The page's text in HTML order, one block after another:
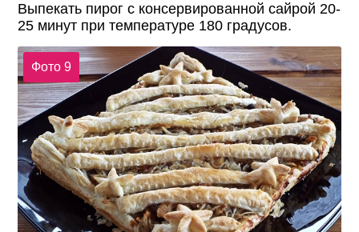
Выпекать пирог с консервированной сайрой 20-
25 минут при температуре 180 градусов.
Фото 9